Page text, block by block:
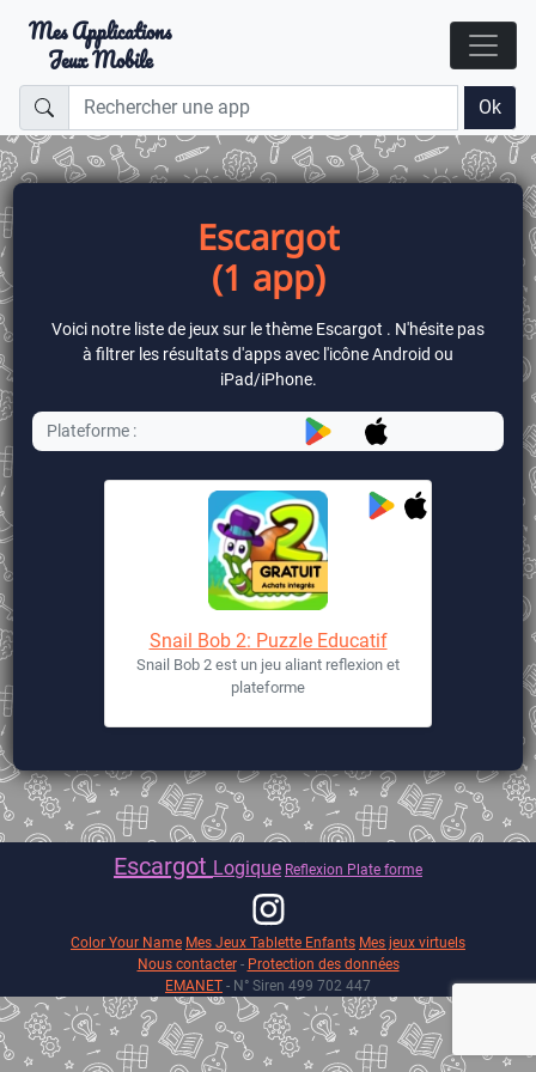
Mes Applications
Jeux Mobile
Ok
Escargot
(1 app)
Voici notre liste de jeux sur le thème Escargot . N'hésite pas
à filtrer les résultats d'apps avec l'icône Android ou
iPad/iPhone.
Plateforme :
Snail Bob 2: Puzzle Educatif
Snail Bob 2 est un jeu aliant reflexion et
plateforme
Escargot Logique Reflexion Plate forme
Color Your Name Mes Jeux Tablette Enfants Mes jeux virtuels
Nous contacter- Protection des données
EMANET - N° Siren 499 702 447